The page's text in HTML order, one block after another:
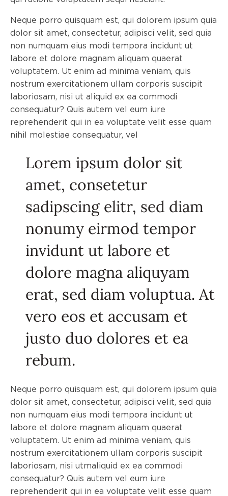
Neque porro quisquam est, qui dolorem ipsum quia
dolor sit amet, consectetur, adipisci velit, sed quia
non numquam eius modi tempora incidunt ut
labore et dolore magnam aliquam quaerat
voluptatem. Ut enim ad minima veniam, quis
nostrum exercitationem ullam corporis suscipit
laboriosam, nisi ut aliquid ex ea commodi
consequatur? Quis autem vel eum iure
reprehenderit qui in ea voluptate velit esse quam
nihil molestiae consequatur, vel
Lorem ipsum dolor sit
amet, consetetur
sadipscing elitr, sed diam
nonumy eirmod tempor
invidunt ut labore et
dolore magna aliquyam
erat, sed diam voluptua. At
vero eos et accusam et
justo duo dolores et ea
rebum.
Neque porro quisquam est, qui dolorem ipsum quia
dolor sit amet, consectetur, adipisci velit, sed quia
non numquam eius modi tempora incidunt ut
labore et dolore magnam aliquam quaerat
voluptatem. Ut enim ad minima veniam, quis
nostrum exercitationem ullam corporis suscipit
laboriosam, nisi utmaliquid ex ea commodi
consequatur? Quis autem vel eum iure
reprehenderit qui in ea voluptate velit esse quam